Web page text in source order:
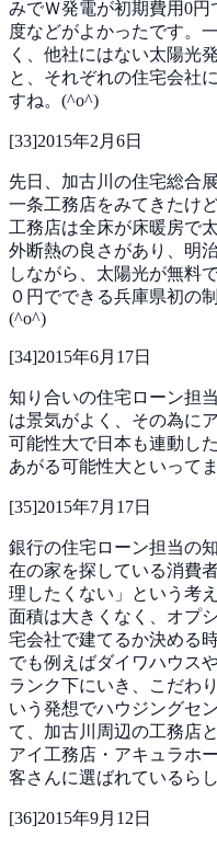
みでＷ発電が初期費用0円
度などがよかったです。
く、他社にはない太陽光
と、それぞれの住宅会社
すね。(^o^)
[33]2015年2月6日
先日、加古川の住宅総合
一条工務店をみてきたけ
工務店は全床が床暖房で
外断熱の良さがあり、明
しながら、太陽光が無料
０円でできる兵庫県初の
(^o^)
[34]2015年6月17日
知り合いの住宅ローン担
は景気がよく、その為に
可能性大で日本も連動し
あがる可能性大といって
[35]2015年7月17日
銀行の住宅ローン担当の
在の家を探している消費
理したくない」という考
面積は大きくなく、オプ
宅会社で建てるか決める
でも例えばダイワハウス
ランク下にいき、こだわ
いう発想でハウジングセ
て、加古川周辺の工務店
アイ工務店・アキュラホ
客さんに選ばれているら
[36]2015年9月12日